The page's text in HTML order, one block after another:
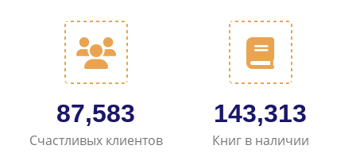
107,254
Счастливых клиентов
174,735
Книг в наличии